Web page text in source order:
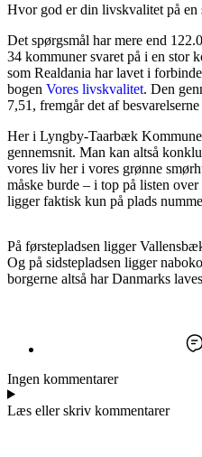
Hvor god er din livskvalitet på en
Det spørgsmål har mere end
34 kommuner svaret på i en stor
som Realdania har lavet i
bogen Vores livskvalitet. Den
7,51, fremgår det af
Her i Lyngby-Taarbæk
gennemsnit. Man kan altså
vores liv her i vores grønne
måske burde – i top på listen
ligger faktisk kun på plads
På førstepladsen ligger
Og på sidstepladsen ligger
borgerne altså har Danmarks
Ingen kommentarer
Læs eller skriv kommentarer